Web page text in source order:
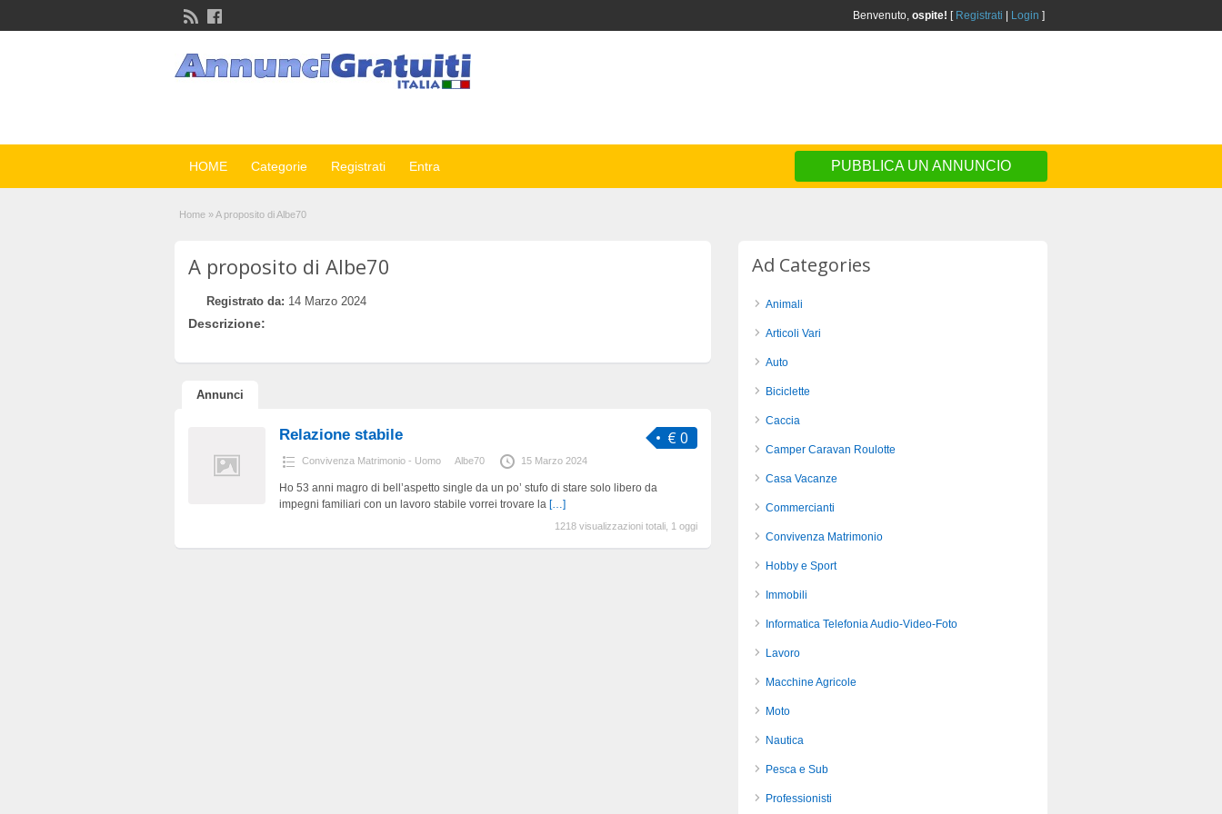
Benvenuto, ospite! [ Registrati Login ]
HOME Categorie Registrati Entra PUBBLICA UN ANNUNCIO
Home »A proposito di Albe70
A proposito di Albe70
Registrato da: 14 Marzo 2024
Descrizione:
Annunci
€ 0
Relazione stabile
Convivenza Matrimonio - Uomo Albe70 15 Marzo 2024
Ho 53 anni magro di bell’aspetto single da un po’ stufo di stare solo libero da
impegni familiari con un lavoro stabile vorrei trovare la […]
1218 visualizzazioni totali, 1 oggi
Ad Categories
Animali
Articoli Vari
Auto
Biciclette
Caccia
Camper Caravan Roulotte
Casa Vacanze
Commercianti
Convivenza Matrimonio
Hobby e Sport
Immobili
Informatica Telefonia Audio-Video-Foto
Lavoro
Macchine Agricole
Moto
Nautica
Pesca e Sub
Professionisti